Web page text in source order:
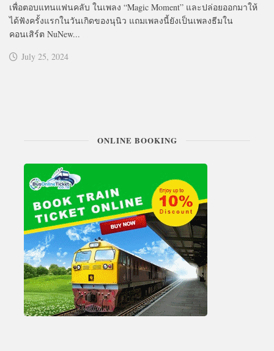
เพื่อตอบแทนแฟนคลับ ในเพลง “Magic Moment” และปล่อยออกมาให้
ได้ฟังครั้งแรกในวันเกิดของนุนิว แถมเพลงนี้ยังเป็นเพลงธีมใน
คอนเสิร์ต NuNew...
July 25, 2024
ONLINE BOOKING